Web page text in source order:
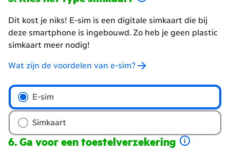
Dit kost je niks! E-sim is een digitale simkaart die bij
deze smartphone is ingebouwd. Zo heb je geen plastic
simkaart meer nodig!
Wat zijn de voordelen van e-sim?
Kies
het
type
simkaart
E-sim
Simkaart
Ga voor een toestelverzekering